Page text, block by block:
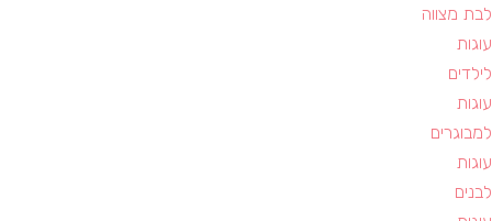
לבת מצווה
עוגות
לילדים
עוגות
למבוגרים
עוגות
לבנים